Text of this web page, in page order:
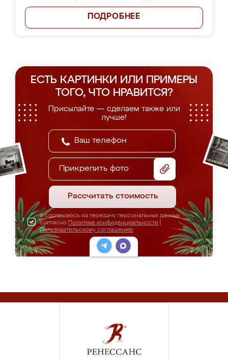
ПОДРОБНЕЕ
ЕСТЬ КАРТИНКИ ИЛИ ПРИМЕРЫ
ТОГО, ЧТО НРАВИТСЯ?
Присылайте — сделаем также или
лучше!
Прикрепить фото
Рассчитать стоимость
Я соглашаюсь на передачу персональных данных
согласно Политике конфиденциальности
Пользовательскому соглашению